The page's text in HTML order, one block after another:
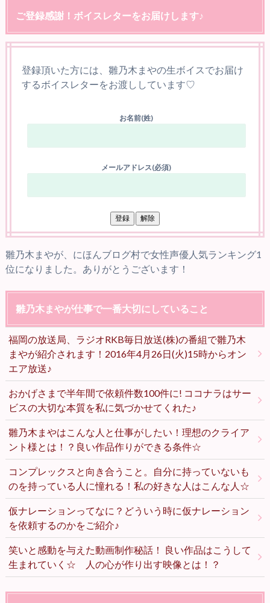
ご登録感謝！ボイスレターをお届けします♪
登録頂いた方には、雛乃木まやの生ボイスでお届け
するボイスレターをお渡ししています♡
お名前(姓)
メールアドレス(必須)
雛乃木まやが、にほんブログ村で女性声優人気ランキング1
位になりました。ありがとうございます！
雛乃木まやが仕事で一番大切にしていること
福岡の放送局、ラジオRKB毎日放送(株)の番組で雛乃木
まやが紹介されます！2016年4月26日(火)15時からオン
エア放送♪
おかげさまで半年間で依頼件数100件に! ココナラはサー
ビスの大切な本質を私に気づかせてくれた♪
雛乃木まやはこんな人と仕事がしたい！理想のクライア
ント様とは！？良い作品作りができる条件☆
コンプレックスと向き合うこと。自分に持っていないも
のを持っている人に憧れる！私の好きな人はこんな人☆
仮ナレーションってなに？どういう時に仮ナレーション
を依頼するのかをご紹介♪
笑いと感動を与えた動画制作秘話！ 良い作品はこうして
生まれていく☆ 人の心が作り出す映像とは！？